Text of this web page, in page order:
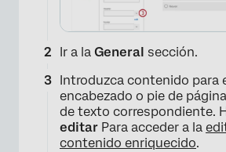
Ir a la General sección.
Introduzca contenido para
encabezado o pie de
de texto correspondiente.
editar Para acceder a la
contenido enriquecido.